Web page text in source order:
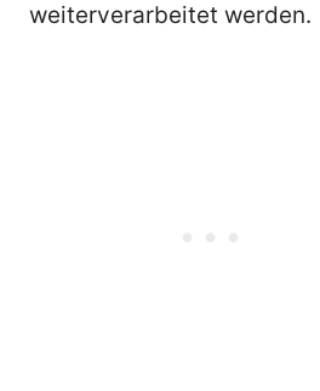
weiterverarbeitet werden.